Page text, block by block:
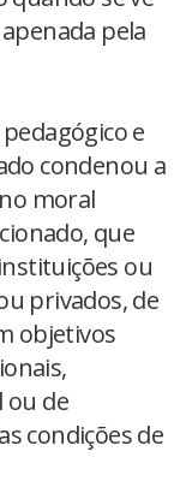
pela
e
condenou a
moral
que
ou
privados, de
objetivos
ou de
condições de